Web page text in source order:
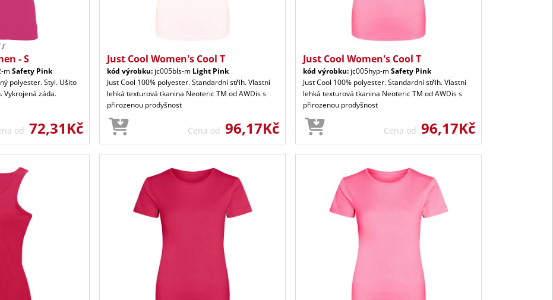
- S
mSafety Pink
polyester. Styl. Ušito
Vykrojená záda.
od 72,31Kč
Just Cool Women's Cool T
kód výrobku: jc005bls-m Light Pink
Just Cool 100% polyester. Standardní střih. Vlastní
lehká texturová tkanina Neoteric TM od AWDis s
přirozenou prodyšnost
Cena od 96,17Kč
Just Cool Women's Cool T
kód výrobku: jc005hyp-mSafety Pink
Just Cool 100% polyester. Standardní střih. Vlastní
lehká texturová tkanina Neoteric TM od AWDis s
přirozenou prodyšnost
Cena od 96,17Kč